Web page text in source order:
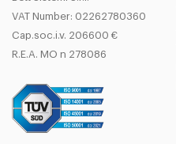
VAT Number: 02262780360
Cap.soc.i.v. 206600 €
R.E.A. MO n 278086